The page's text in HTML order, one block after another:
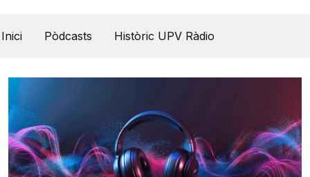
Inici Pòdcasts Històric UPV Ràdio